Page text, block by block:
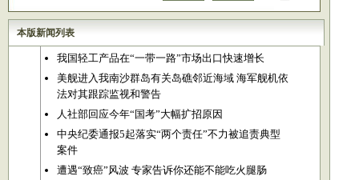
本版新闻列表
我国轻工产品在“一带一路”市场出口快速增长
美舰进入我南沙群岛有关岛礁邻近海域 海军舰机依
法对其跟踪监视和警告
人社部回应今年“国考”大幅扩招原因
中央纪委通报5起落实“两个责任”不力被追责典型
案件
遭遇“致癌”风波 专家告诉你还能不能吃火腿肠